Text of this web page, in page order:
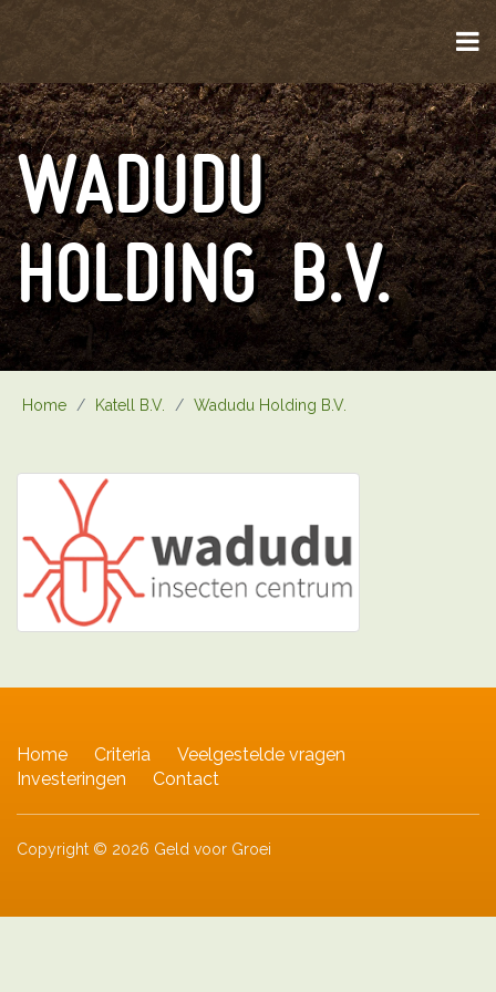
WADUDU
HOLDING B.V.
Home / Katell B.V. / Wadudu Holding B.V.
Home Criteria
Veelgestelde vragen
Investeringen
Contact
Copyright © 2026 Geld voor Groei